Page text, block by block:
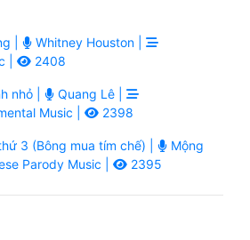
|
Whitney Houston |
|
2408
nhỏ |
Quang Lê |
Music |
2398
3 (Bông mua tím chế) |
Mộng
Parody Music | 2395